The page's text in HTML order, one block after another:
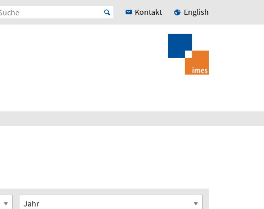
Kontakt English